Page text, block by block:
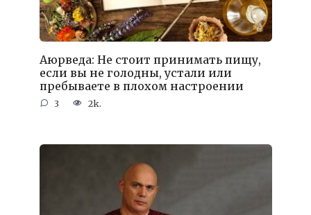
Аюрведа: Не стоит принимать пищу,
если вы не голодны, устали или
пребываете в плохом настроении
3 2k.